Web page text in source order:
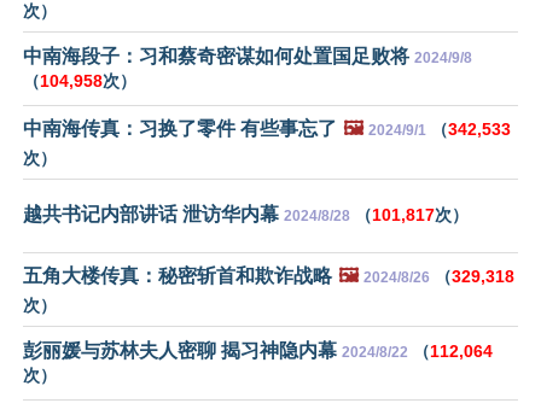
次）
中南海段子：习和蔡奇密谋如何处置国足败将 2024/9/8
（104,958次）
中南海传真：习换了零件 有些事忘了 🖼️ 2024/9/1 （342,533
次）
越共书记内部讲话 泄访华内幕 2024/8/28 （101,817次）
五角大楼传真：秘密斩首和欺诈战略 🖼️ 2024/8/26 （329,318
次）
彭丽媛与苏林夫人密聊 揭习神隐内幕 2024/8/22 （112,064
次）